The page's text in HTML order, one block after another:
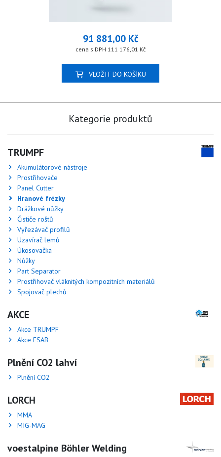
Kategorie produktů
TRUMPF
Akumulátorové nástroje
Prostřihovače
Panel Cutter
Hranové frézky
Drážkové nůžky
Čističe roštů
Vyřezávač profilů
Uzavírač lemů
Úkosovačka
Nůžky
Part Separator
Prostřihovač vláknitých kompozitních materiálů
Spojovač plechů
AKCE
Akce TRUMPF
Akce ESAB
Plnění CO2 lahví
Plnění CO2
LORCH
MMA
MIG-MAG
voestalpine Böhler Welding
91 881,00 Kč
cena s DPH 111 176,01 Kč
VLOŽIT DO KOŠÍKU